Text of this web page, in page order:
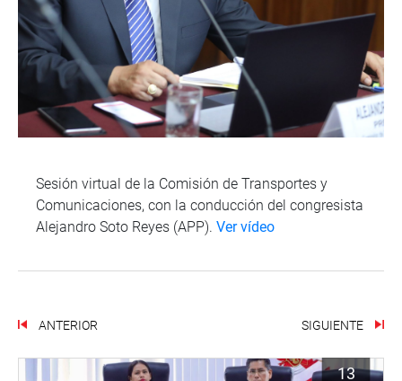
Sesión virtual de la Comisión de Transportes y
Comunicaciones, con la conducción del congresista
Alejandro Soto Reyes (APP). Ver vídeo
ANTERIOR SIGUIENTE
13